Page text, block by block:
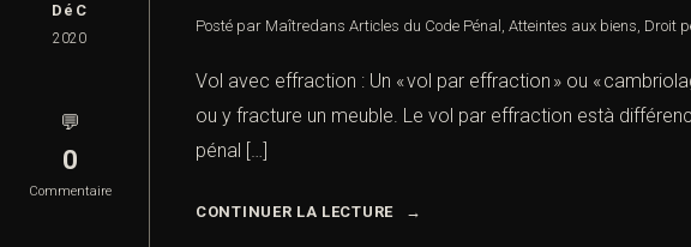
DéC
2020
💬
0
Commentaire
Posté par Maîtredans Articles du Code Pénal , Atteintes aux biens, Droit
Vol avec effraction : Un « vol par effraction » ou «
ou y fracture un meuble. Le vol par effraction està
pénal […]
CONTINUER LA LECTURE